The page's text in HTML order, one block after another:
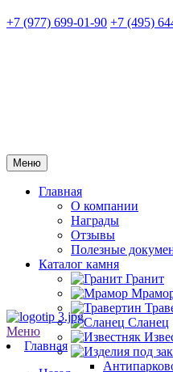
+7 (977) 699-01-90 +7 (495)
Меню
Главная
О компании
Награды
Отзывы
Полезные
Каталог камня
Гранит
Сланец
Меню
Главная